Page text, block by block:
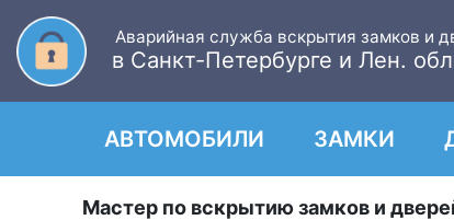
Аварийная служба вскрытия замков и
в Санкт-Петербурге и Лен.
АВТОМОБИЛИ ЗАМКИ
Мастер по вскрытию замков и